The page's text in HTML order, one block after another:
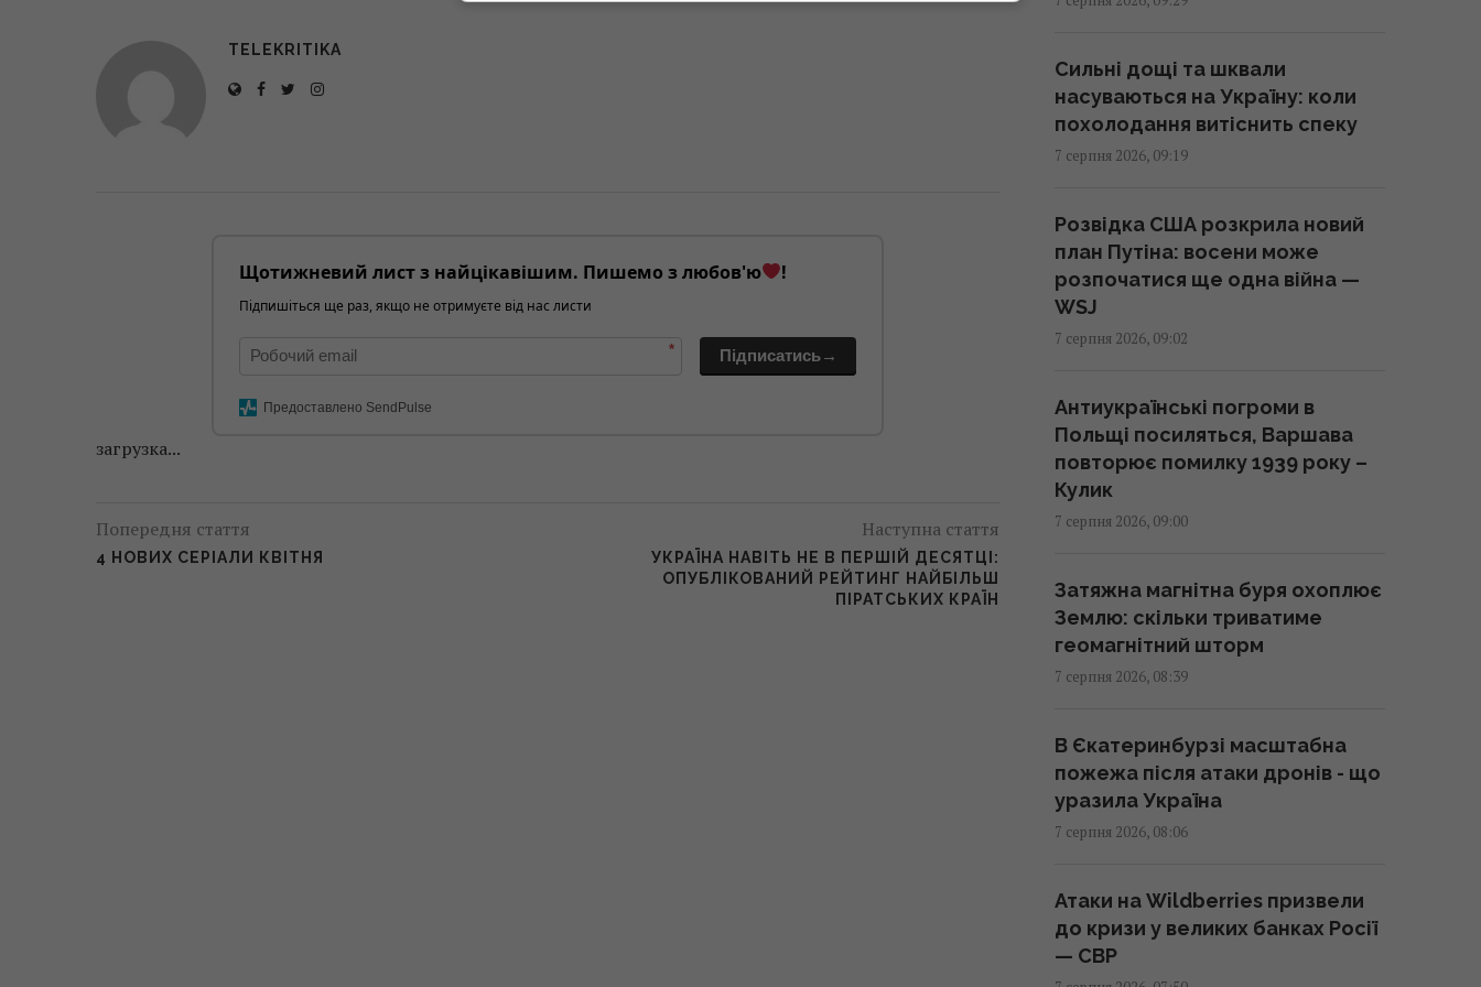
TELEKRITIKA
Щотижневий лист з найцікавішим. Пишемо з любов'ю !
Підпишіться ще раз, якщо не отримуєте від нас листи
* Підписатись→
Предоставлено SendPulse
загрузка...
Попередня стаття
4 НОВИХ СЕРІАЛИ КВІТНЯ
Наступна стаття
УКРАЇНА НАВІТЬ НЕ В ПЕРШІЙ ДЕСЯТЦІ:
ОПУБЛІКОВАНИЙ РЕЙТИНГ НАЙБІЛЬШ
ПІРАТСЬКИХ КРАЇН
У ці дні серпня клювання не
буде: що показує календар
Що можна забрати з
готельного номера, а за що
доведеться заплатити:
Негода накриє пів України:
синоптики оголосили І рівень
небезпеки (карта)
Трамп підписав укази про
обмеження громадянства за
правом народження у США
"Щенячий патруль",
"Морозивник" і "Мотор Сіті":
головні прем'єри в кінотеатрах
Як рицинова олія впливає на
волосся: дослідження
Сильні дощі та шквали
насуваються на Україну: коли
похолодання витіснить спеку
7 серпня 2026, 09:19
Розвідка США розкрила новий
план Путіна: восени може
розпочатися ще одна війна —
WSJ
7 серпня 2026, 09:02
Антиукраїнські погроми в
Польщі посиляться, Варшава
повторює помилку 1939 року –
Кулик
7 серпня 2026, 09:00
Затяжна магнітна буря охоплює
Землю: скільки триватиме
геомагнітний шторм
7 серпня 2026, 08:39
В Єкатеринбурзі масштабна
пожежа після атаки дронів - що
уразила Україна
7 серпня 2026, 08:06
Атаки на Wildberries призвели
до кризи у великих банках Росії
— СВР